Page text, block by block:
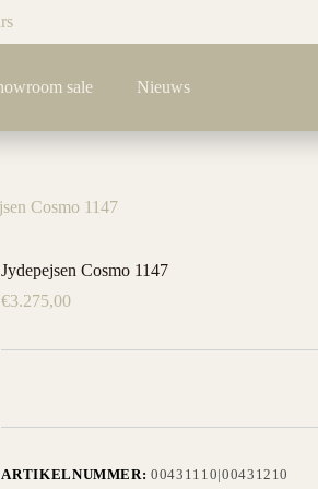
sale Nieuws
Cosmo 1147
Jydepejsen Cosmo 1147
€3.275,00
ARTIKELNUMMER:00431110|00431210